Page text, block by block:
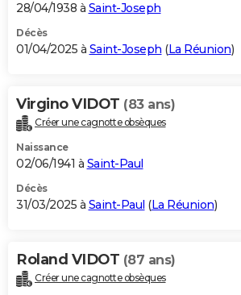
28/04/1938 à Saint-Joseph
Décès
01/04/2025 à Saint-Joseph (La Réunion)
Virgino VIDOT (83 ans)
Créer une cagnotte obsèques
Naissance
02/06/1941 à Saint-Paul
Décès
31/03/2025 à Saint-Paul (La Réunion)
Roland VIDOT (87 ans)
Créer une cagnotte obsèques